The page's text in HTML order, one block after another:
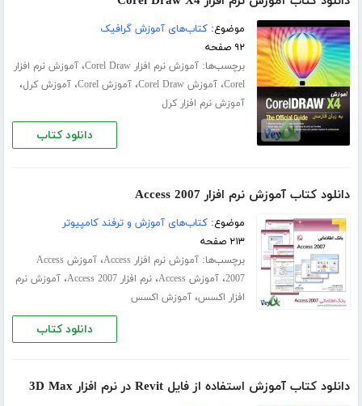
موضوع:کتاب‌های آموزش گرافیک
۹۲ صفحه
برچسب‌ها:آموزش نرم افزار Corel Draw ،آموزش نرم افزار
Corel،آموزش Corel Draw ،آموزش Corel ،آموزش کرل،
آموزش نرم افزار کرل
دانلود کتاب
دانلود کتاب آموزش نرم افزار Access 2007
موضوع:کتاب‌های آموزش و ترفند کامپیوتر
۲۱۳ صفحه
برچسب‌ها:آموزش نرم افزار Access ،
آموزش Access
2007،آموزش Access ،نرم افزار Access 2007 ،آموزش نرم
افزار اکسس،آموزش اکسس
دانلود کتاب
دانلود کتاب آموزش استفاده از فایل Revit در نرم افزار 3D Max